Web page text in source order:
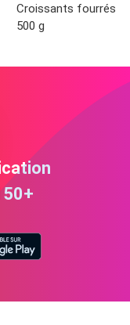
Croissants fourrés
500 g